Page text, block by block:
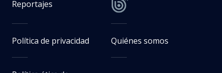
Reportajes
Política de privacidad Quiénes somos